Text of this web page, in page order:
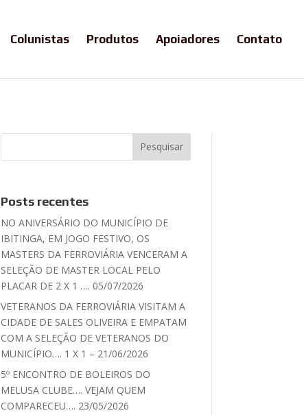
Colunistas Produtos Apoiadores Contato
Posts recentes
NO ANIVERSÁRIO DO MUNICÍPIO DE
IBITINGA, EM JOGO FESTIVO, OS
MASTERS DA FERROVIÁRIA VENCERAM A
SELEÇÃO DE MASTER LOCAL PELO
PLACAR DE 2 X 1 …. 05/07/2026
VETERANOS DA FERROVIÁRIA VISITAM A
CIDADE DE SALES OLIVEIRA E EMPATAM
COM A SELEÇÃO DE VETERANOS DO
MUNICÍPIO…. 1 X 1 – 21/06/2026
5º ENCONTRO DE BOLEIROS DO
MELUSA CLUBE…. VEJAM QUEM
COMPARECEU…. 23/05/2026